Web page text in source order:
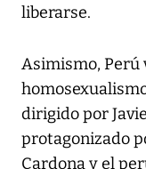
liberarse.
Asimismo, Perú
dirigido por
protagonizado
Cardona y el